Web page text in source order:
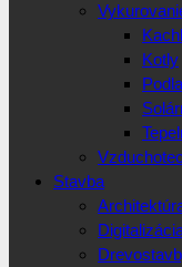
Kotly
Stavba